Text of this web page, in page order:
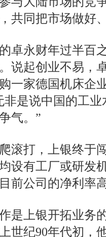
共同把市场做好
永财年过半百
说起创业不易，
一家德国机床企
非是说中国的工
气。”
打，上银终于
设有工厂或研发
前公司的净利率
上银开拓业务
世纪90年代初，